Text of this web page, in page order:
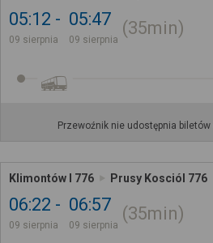
05:12
09 sierpnia
05:47
09 sierpnia
35min
Przewoźnik nie udostępnia
Klimontów I 776 Prusy Kosciól 776
06:22
09 sierpnia
06:57
09 sierpnia
35min